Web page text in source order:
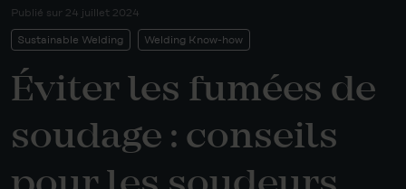
Publié sur 24 juillet 2024
Sustainable Welding Welding Know-how
Éviter les fumées de
soudage : conseils